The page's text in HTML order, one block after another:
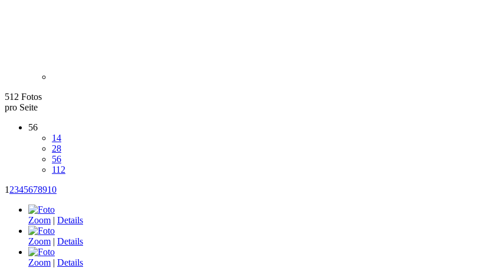
512 Fotos
pro Seite
56
14
28
56
112
1 2345678910
Zoom | Details
Zoom | Details
Zoom | Details